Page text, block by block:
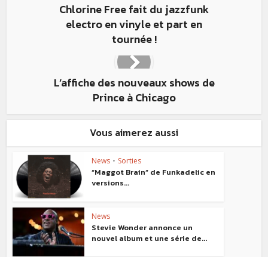
Chlorine Free fait du jazzfunk
electro en vinyle et part en
tournée !
L’affiche des nouveaux shows de
Prince à Chicago
Vous aimerez aussi
News • Sorties
“Maggot Brain” de Funkadelic en
versions...
News
Stevie Wonder annonce un
nouvel album et une série de...